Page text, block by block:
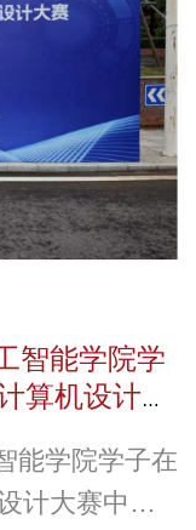
智能学院学
算机设计大
能学院学子在
计大赛中斩